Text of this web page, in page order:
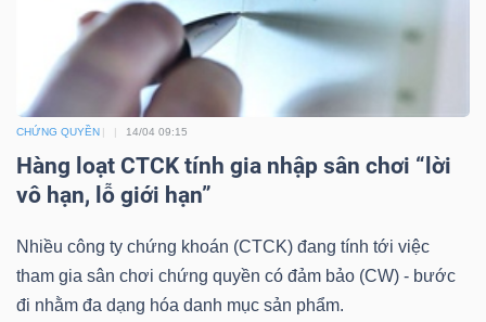
CHỨNG QUYỀN 14/04 09:15
Hàng loạt CTCK tính gia nhập sân chơi “lời
vô hạn, lỗ giới hạn”
Nhiều công ty chứng khoán (CTCK) đang tính tới việc
tham gia sân chơi chứng quyền có đảm bảo (CW) - bước
đi nhằm đa dạng hóa danh mục sản phẩm.
chứng
khoán
(-)
Tất cả Cổ phiếu
Lãnh
đạo
(-)